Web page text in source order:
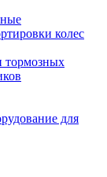
колес
тормозных
для